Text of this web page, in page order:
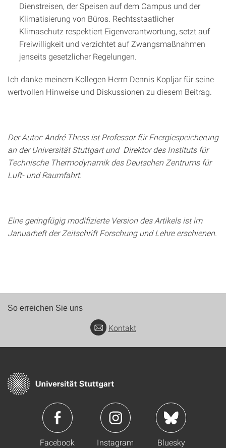
Dienstreisen, der Speisen auf dem Campus und der
Klimatisierung von Büros. Rechtsstaatlicher
Klimaschutz respektiert Eigenverantwortung, setzt auf
Freiwilligkeit und verzichtet auf Zwangsmaßnahmen
jenseits gesetzlicher Regelungen.
Ich danke meinem Kollegen Herrn Dennis Kopljar für seine
wertvollen Hinweise und Diskussionen zu diesem Beitrag.
Der Autor: André Thess ist Professor für Energiespeicherung
an der Universität Stuttgart und Direktor des Instituts für
Technische Thermodynamik des Deutschen Zentrums für
Luft- und Raumfahrt.
Eine geringfügig modifizierte Version des Artikels ist im
Januarheft der Zeitschrift Forschung und Lehre erschienen.
So erreichen Sie uns
Kontakt
Facebook Instagram Bluesky